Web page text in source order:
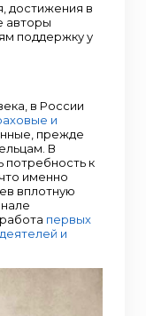
достижения в
авторы
поддержку у
в России
и
прежде
В
к
именно
вплотную
первых
и